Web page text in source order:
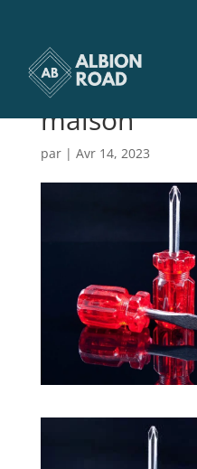
Les-
la-
maison
par | Avr 14, 2023